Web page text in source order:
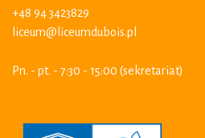
+48 94 3423829
liceum@liceumdubois.pl
Pn. - pt. - 7:30 - 15:00 (sekretariat)